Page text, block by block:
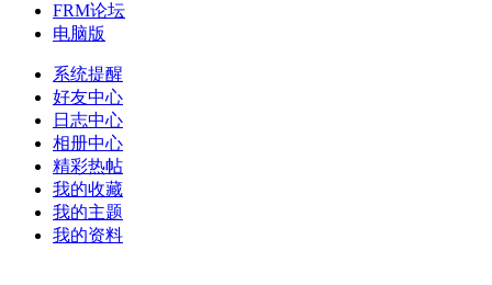
FRM论坛
电脑版
系统提醒
好友中心
日志中心
相册中心
精彩热帖
我的收藏
我的主题
我的资料